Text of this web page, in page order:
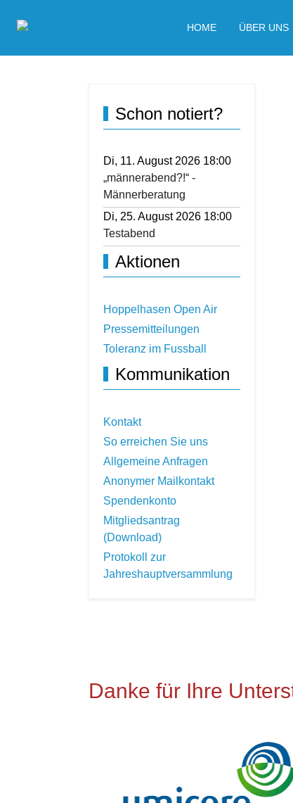
HOME ÜBER UNS
Schon notiert?
Di, 11. August 2026 18:00
„männerabend?!“ -
Männerberatung
Di, 25. August 2026 18:00
Testabend
Aktionen
Hoppelhasen Open Air
Pressemitteilungen
Toleranz im Fussball
Kommunikation
Kontakt
So erreichen Sie uns
Allgemeine Anfragen
Anonymer Mailkontakt
Spendenkonto
Mitgliedsantrag
(Download)
Protokoll zur
Jahreshauptversammlung
Danke für Ihre